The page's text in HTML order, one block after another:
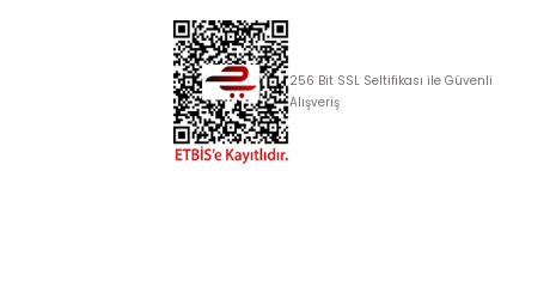
256 Bit SSL Seltifikası ile Güvenli
Alışveriş